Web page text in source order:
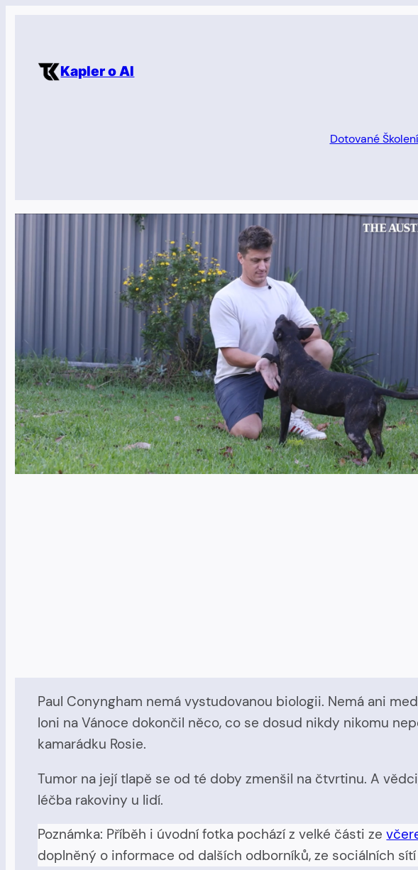
obsah Kapler o AI
Dotované
Paul Conyngham nemá vystudovanou biologii. Nemá ani
loni na Vánoce dokončil něco, co se dosud nikdy nikomu
kamarádku Rosie.
Tumor na její tlapě se od té doby zmenšil na čtvrtinu. A
léčba rakoviny u lidí.
Poznámka: Příběh i úvodní fotka pochází z velké části ze
doplněný o informace od dalších odborníků, ze sociálních